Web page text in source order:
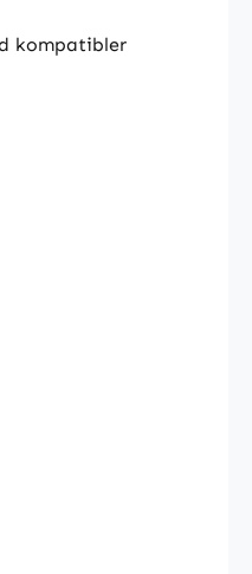
kompatibler